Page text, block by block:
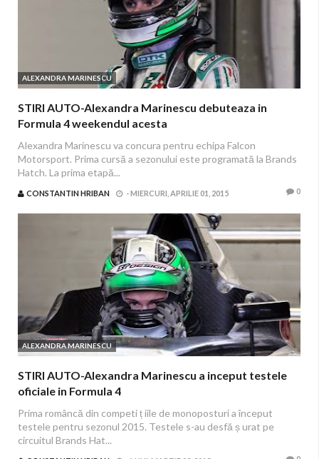
ALEXANDRA MARINESCU
STIRI AUTO-Alexandra Marinescu debuteaza in
Formula 4 weekendul acesta
Alexandra Marinescu va concura pentru echipa Falcon
Motorsport. Prima cursă a sezonului este programată la Brands
Hatch. La prima etapă...
CONSTANTIN HRIBAN -MIERCURI, APRILIE 01, 2015 0
ALEXANDRA MARINESCU
STIRI AUTO-Alexandra Marinescu a inceput testele
oficiale in Formula 4
Prima româncă din competi ț iile de monoposturi a început
testele pentru sezonul 2015. Testele s-au desfă ș urat pe
circuitul Brands Hat...